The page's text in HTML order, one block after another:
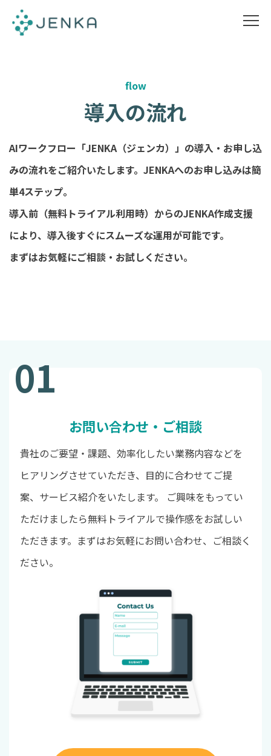
flow
導入の流れ
AIワークフロー「JENKA（ジェンカ）」の導入・お申し込
みの流れをご紹介いたします。JENKAへのお申し込みは簡
単4ステップ。
導入前（無料トライアル利用時）からのJENKA作成支援
により、導入後すぐにスムーズな運用が可能です。
まずはお気軽にご相談・お試しください。
01
お問い合わせ・ご相談
貴社のご要望・課題、効率化したい業務内容などを
ヒアリングさせていただき、目的に合わせてご提
案、サービス紹介をいたします。 ご興味をもってい
ただけましたら無料トライアルで操作感をお試しい
ただきます。まずはお気軽にお問い合わせ、ご相談く
ださい。